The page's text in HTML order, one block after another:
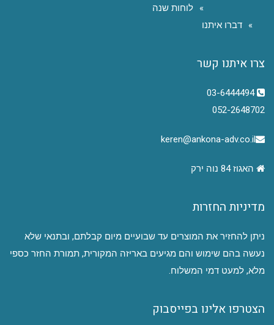
לוחות שנה
דברו איתנו
צרו איתנו קשר
03-6444494
052-2648702
keren@ankona-adv.co.il
האגוז 84 נוה ירק
מדיניות החזרות
ניתן להחזיר את המוצרים עד שבועיים מיום קבלתם, ובתנאי שלא
נעשה בהם שימוש והם מגיעים באריזה המקורית, תמורת החזר כספי
מלא, למעט דמי המשלוח.
הצטרפו אלינו בפייסבוק